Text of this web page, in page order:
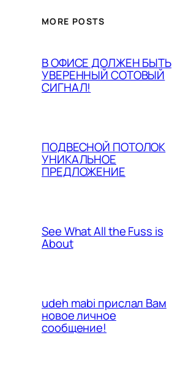
MORE POSTS
В ОФИСЕ ДОЛЖЕН БЫТЬ
УВЕРЕННЫЙ СОТОВЫЙ
СИГНАЛ!
ПОДВЕСНОЙ ПОТОЛОК
УНИКАЛЬНОЕ
ПРЕДЛОЖЕНИЕ
See What All the Fuss is
About
udeh mabi прислал Вам
новое личное
сообщение!